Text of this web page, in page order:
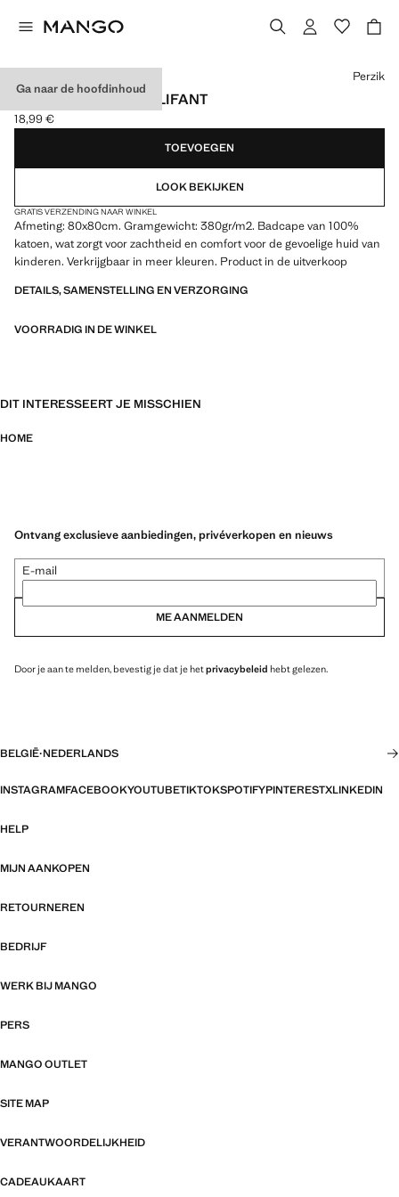
Ga naar de hoofdinhoud
KINDERBADCAPE OLIFANT
Huidige prijs [18,99 € ]
18,99 €
Kies een kleur
Perzik
TOEVOEGEN
LOOK BEKIJKEN
GRATIS VERZENDING NAAR WINKEL
Afmeting: 80x80cm. Gramgewicht: 380gr/m2. Badcape van 100%
katoen, wat zorgt voor zachtheid en comfort voor de gevoelige huid van
kinderen. Verkrijgbaar in meer kleuren. Product in de uitverkoop
DETAILS, SAMENSTELLING EN VERZORGING
VOORRADIG IN DE WINKEL
DIT INTERESSEERT JE MISSCHIEN
HOME
Ontvang exclusieve aanbiedingen, privéverkopen en nieuws
E-mail
ME AANMELDEN
Door je aan te melden, bevestig je dat je hetprivacybeleid hebt gelezen.
BELGIË·NEDERLANDS
INSTAGRAMFACEBOOKYOUTUBETIKTOKSPOTIFYPINTERESTXLINKEDIN
HELP
MIJN AANKOPEN
RETOURNEREN
BEDRIJF
WERK BIJ MANGO
PERS
MANGO OUTLET
SITE MAP
VERANTWOORDELIJKHEID
CADEAUKAART